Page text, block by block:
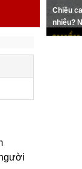
Chiều
nhiêu?